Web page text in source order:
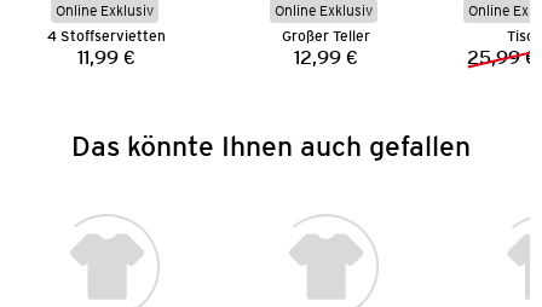
Online Exklusiv
4 Stoffservietten
Preis:
11,99 €
Online Exklusiv
Großer Teller
Preis:
12,99 €
Online
25,99 €
Das könnte Ihnen auch gefallen